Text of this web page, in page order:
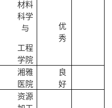
材料
科学
与
工程
学院
优
秀
湘雅
医院
良
好
资源